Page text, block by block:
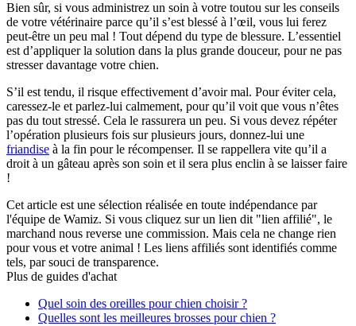
Bien sûr, si vous administrez un soin à votre toutou sur les conseils
de votre vétérinaire parce qu’il s’est blessé à l’œil, vous lui ferez
peut-être un peu mal ! Tout dépend du type de blessure. L’essentiel
est d’appliquer la solution dans la plus grande douceur, pour ne pas
stresser davantage votre chien.
S’il est tendu, il risque effectivement d’avoir mal. Pour éviter cela,
caressez-le et parlez-lui calmement, pour qu’il voit que vous n’êtes
pas du tout stressé. Cela le rassurera un peu. Si vous devez répéter
l’opération plusieurs fois sur plusieurs jours, donnez-lui une
friandise à la fin pour le récompenser. Il se rappellera vite qu’il a
droit à un gâteau après son soin et il sera plus enclin à se laisser faire
!
Cet article est une sélection réalisée en toute indépendance par
l'équipe de Wamiz. Si vous cliquez sur un lien dit "lien affilié", le
marchand nous reverse une commission. Mais cela ne change rien
pour vous et votre animal ! Les liens affiliés sont identifiés comme
tels, par souci de transparence.
Plus de guides d'achat
Quel soin des oreilles pour chien choisir ?
Quelles sont les meilleures brosses pour chien ?